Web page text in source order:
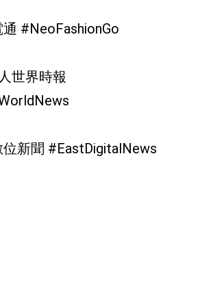
通 #NeoFashionGo
世界時報
位新聞 #EastDigitalNews